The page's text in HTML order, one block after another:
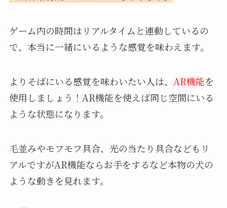
ゲーム内の時間はリアルタイムと連動しているの
で、本当に一緒にいるような感覚を味わえます。
よりそばにいる感覚を味わいたい人は、 AR機能を
使用しましょう！AR機能を使えば同じ空間にいる
ような状態になります。
毛並みやモフモフ具合、光の当たり具合などもリ
アルですがAR機能ならお手をするなど本物の犬の
ような動きを見れます。